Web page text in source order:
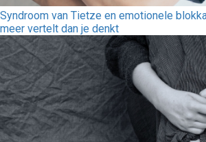
Syndroom van Tietze en emotionele
meer vertelt dan je denkt